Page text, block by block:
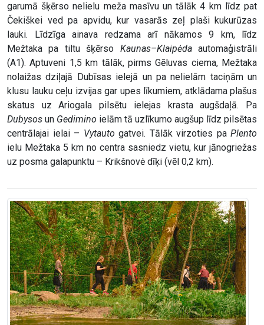
garumā šķērso nelielu meža masīvu un tālāk 4 km līdz pat
Čekiškei ved pa apvidu, kur vasarās zeļ plaši kukurūzas
lauki. Līdzīga ainava redzama arī nākamos 9 km, līdz
Mežtaka pa tiltu šķērso Kaunas–Klaipėdaautomaģistrāli
(A1). Aptuveni 1,5 km tālāk, pirms Gēluvas ciema, Mežtaka
nolaižas dziļajā Dubīsas ielejā un pa nelielām taciņām un
klusu lauku ceļu izvijas gar upes līkumiem, atklādama plašus
skatus uz Ariogala pilsētu ielejas krasta augšdaļā. Pa
Dubysos un Gedimino ielām tā uzlīkumo augšup līdz pilsētas
centrālajai ielai – Vytauto gatvei. Tālāk virzoties pa Plento
ielu Mežtaka 5 km no centra sasniedz vietu, kur jānogriežas
uz posma galapunktu – Krikšnovė dīķi (vēl 0,2 km).